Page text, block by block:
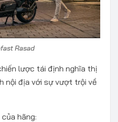
Rasad
lược tái định nghĩa thị
nội địa với sự vượt trội về
hãng: